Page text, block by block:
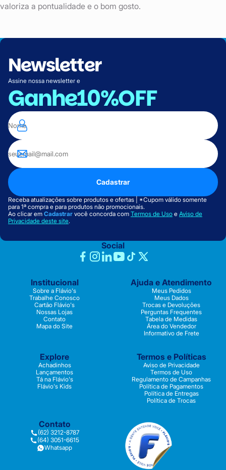
valoriza a pontualidade e o bom gosto.
Newsletter
Assine nossa newsletter e
Ganhe10%OFF
Cadastrar
Receba atualizações sobre produtos e ofertas | *Cupom válido somente
para 1ª compra e para produtos não promocionais.
Ao clicar em Cadastrar você concorda com Termos de Uso e Aviso de
Privacidade deste site.
Social
Institucional
Sobre a Flávio's
Trabalhe Conosco
Cartão Flávio's
Nossas Lojas
Contato
Mapa do Site
Ajuda e Atendimento
Meus Pedidos
Meus Dados
Trocas e Devoluções
Perguntas Frequentes
Tabela de Medidas
Área do Vendedor
Informativo de Frete
Explore
Achadinhos
Lançamentos
Tá na Flávio's
Flávio's Kids
Termos e Políticas
Aviso de Privacidade
Termos de Uso
Regulamento de Campanhas
Política de Pagamentos
Política de Entregas
Política de Trocas
Contato
(62) 3212-8787
(64) 3051-6615
Whatsapp